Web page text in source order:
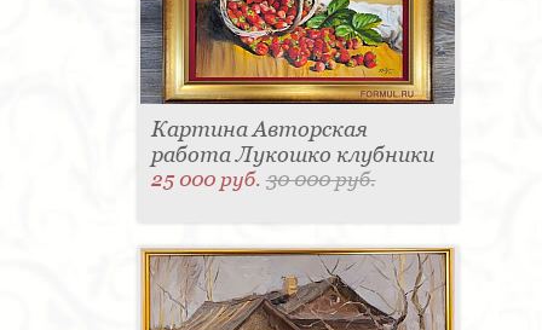
Картина Авторская
работа Лукошко клубники
25 000 руб.30 000 руб.